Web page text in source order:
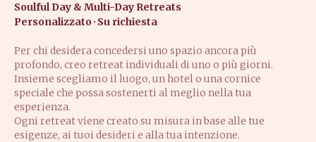
Soulful Day & Multi-Day Retreats
Personalizzato · Su richiesta
Per chi desidera concedersi uno spazio ancora più
profondo, creo retreat individuali di uno o più giorni.
Insieme scegliamo il luogo, un hotel o una cornice
speciale che possa sostenerti al meglio nella tua
esperienza.
Ogni retreat viene creato su misura in base alle tue
esigenze, ai tuoi desideri e alla tua intenzione.